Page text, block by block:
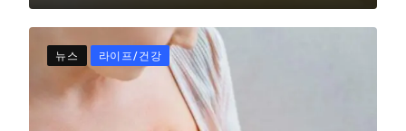
뉴스 라이프/건강